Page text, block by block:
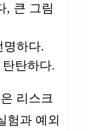
, 큰 그림
명하다.
탄하다.
리스크
험과 예외